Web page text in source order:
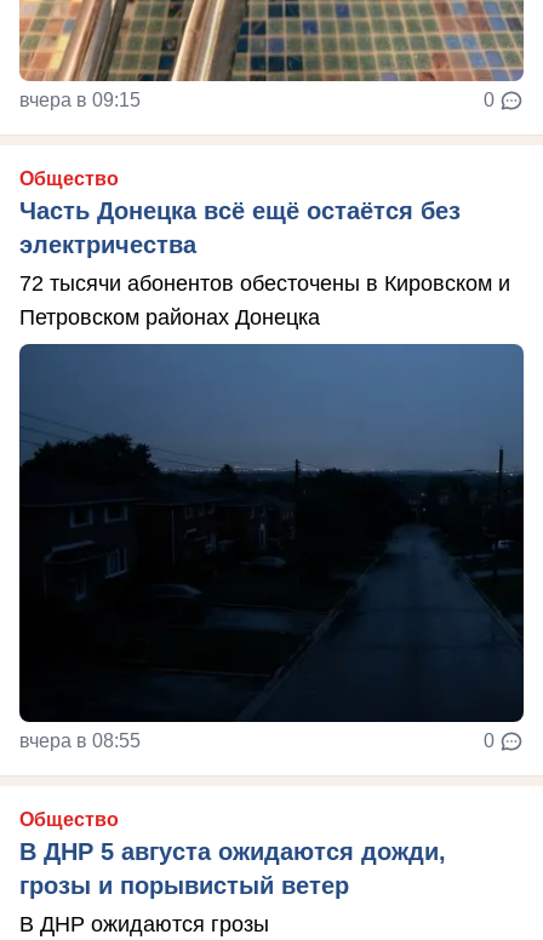
вчера в 09:15 0
Общество
Часть Донецка всё ещё остаётся без
электричества
72 тысячи абонентов обесточены в Кировском и
Петровском районах Донецка
вчера в 08:55 0
Общество
В ДНР 5 августа ожидаются дожди,
грозы и порывистый ветер
В ДНР ожидаются грозы